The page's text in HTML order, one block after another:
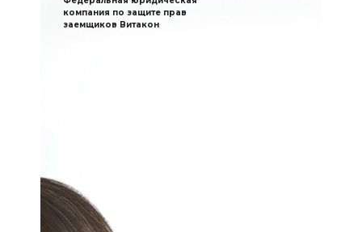
компания по защите прав
заемщиков Витакон